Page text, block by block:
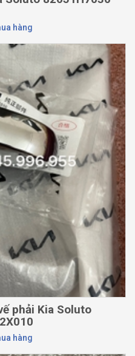
hàng
phải Kia Soluto
hàng